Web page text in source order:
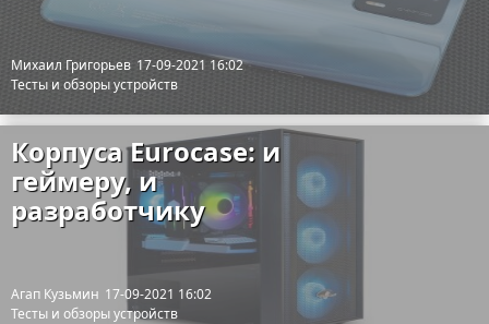
Михаил Григорьев 17-09-2021 16:02
Тесты и обзоры устройств
Корпуса Eurocase: и
геймеру, и
разработчику
Агап Кузьмин 17-09-2021 16:02
Тесты и обзоры устройств